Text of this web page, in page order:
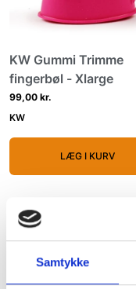
Samtykke
KW Gummi Trimme
fingerbøl - Xlarge
99,00 kr.
KW
LÆG I KURV
Hvorfor er
Fjerner døde hår